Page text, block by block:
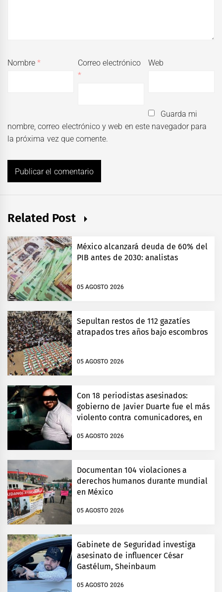
Nombre*
Correo electrónico
*
Web
Guarda mi
nombre, correo electrónico y web en este navegador para
la próxima vez que comente.
Related Post
México alcanzará deuda de 60% del
PIB antes de 2030: analistas
05 AGOSTO 2026
Sepultan restos de 112 gazatíes
atrapados tres años bajo escombros
05 AGOSTO 2026
Con 18 periodistas asesinados:
gobierno de Javier Duarte fue el más
violento contra comunicadores, en
05 AGOSTO 2026
Documentan 104 violaciones a
derechos humanos durante mundial
en México
05 AGOSTO 2026
Gabinete de Seguridad investiga
asesinato de influencer César
Gastélum, Sheinbaum
05 AGOSTO 2026